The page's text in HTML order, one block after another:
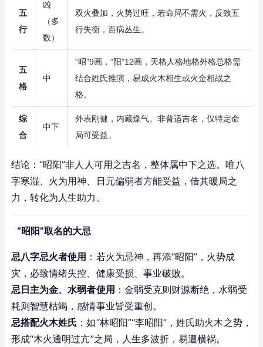
五
行
凶
（多
数）
双火叠加，火势过旺，若命局不需火，反致五
行失衡，百病丛生。
五
格
中
“昭”9画，“阳”12画，天格人格地格外格总格需
结合姓氏推演，易成火木相生或火金相战之
格。
综
合
中下
外表刚健，内藏燥气。非普适吉名，仅特定命
局可受益。
结论：“昭阳”非人人可用之吉名，整体属中下之选。唯八
字寒湿、火为用神、日元偏弱者方能受益，借其暖局之
力，转化为人生助力。
“昭阳”取名的大忌
忌八字忌火者使用 ：若火为忌神，再添“昭阳”，火势成
灾，必致情绪失控、健康受损、事业破败。
忌日主为金、水弱者使用 ：金弱受克则财源断绝，水弱受
耗则智慧枯竭，感情事业皆受重创。
忌搭配火木姓氏 ：如“林昭阳”“李昭阳”，姓氏助火木之势，
形成“木火通明过亢”之局，人生多波折，易遭横祸。